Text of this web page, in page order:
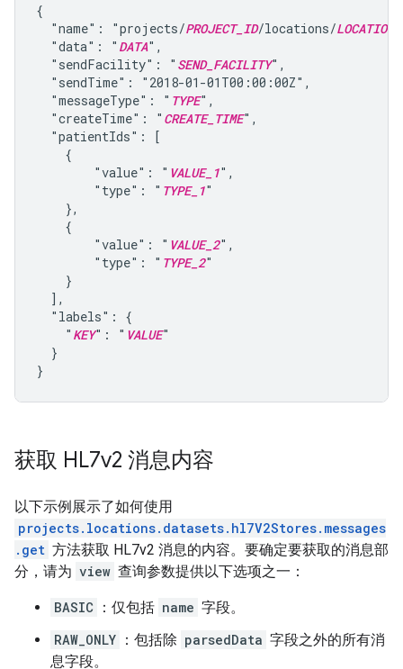
{
  "name": "projects/
PROJECT_ID/locations/LOCATION
  "data": "
DATA",
  "sendFacility": "
SEND_FACILITY",
  "sendTime": "2018-01-01T00:00:00Z",
  "messageType": "
TYPE",
  "createTime": "
CREATE_TIME",
  "patientIds": [
    {
        "value": "
VALUE_1",
        "type": "
TYPE_1"
    },
    {
        "value": "
VALUE_2",
        "type": "
TYPE_2"
    }
  ],
  "labels": {
    "
KEY": " VALUE"
  }
获取 HL7v2 消息内容
以下示例展示了如何使用
projects.locations.datasets.hl7V2Stores.messages
.get 方法获取 HL7v2 消息的内容。要确定要获取的消息部
分，请为 view 查询参数提供以下选项之一：
BASIC ：仅包括 name 字段。
RAW_ONLY ：包括除 parsedData 字段之外的所有消
息字段。